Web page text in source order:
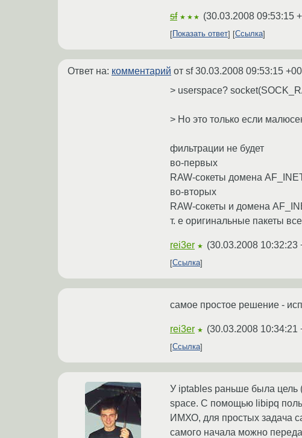
sf ★★★ (30.03.2008 09:53:15
Показать ответ Ссылка
Ответ на: комментарий от sf30.03.2008 09:53:15
> userspace?
> Но это только если
фильтрации не будет
во-первых
RAW-сокеты домена
во-вторых
RAW-сокеты и домена
т. е оригинальные пакеты
rei3er ★ (30.03.2008 10:32:23
Ссылка
самое простое решение -
rei3er ★ (30.03.2008 10:34:21
Ссылка
У iptables раньше была цель
space. С помощью libipq
ИМХО, для простых задача
самого начала можно